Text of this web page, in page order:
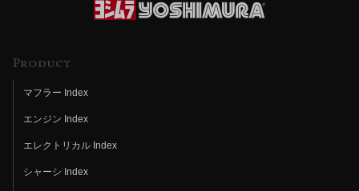
Product
マフラー Index
エンジン Index
エレクトリカル Index
シャーシ Index